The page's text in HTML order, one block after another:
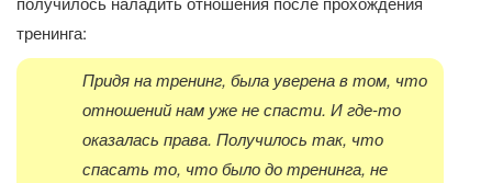
тренинга:
Придя на тренинг, была уверена в том, что
отношений нам уже не спасти. И где-то
оказалась права. Получилось так, что
спасать то, что было до тренинга, не